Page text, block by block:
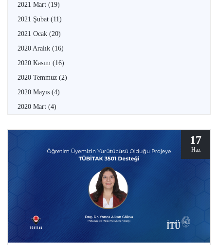
2021 Mart (19)
2021 Şubat (11)
2021 Ocak (20)
2020 Aralık (16)
2020 Kasım (16)
2020 Temmuz (2)
2020 Mayıs (4)
2020 Mart (4)
17
Haz